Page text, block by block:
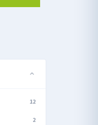
12
2